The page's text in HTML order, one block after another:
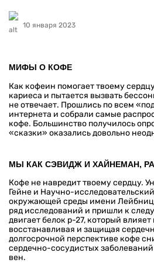
10 января 2023
МИФЫ О КОФЕ
Как кофеин помогает твоему
кариеса и пытается вызвать
не отвечает. Прошлись по всем
интернета и собрали самые
кофе. Большинство получилось
«сказки» оказались довольно
МЫ КАК СЭВИДЖ И ХАЙНЕМАН,
Кофе не навредит твоему сердцу.
Гейне и Научно-
окружающей среды имени
ряд исследований и пришли к
двигает белок p-27, который
восстанавливая и защищая
долгосрочной перспективе кофе
сердечно-сосудистых
вен.